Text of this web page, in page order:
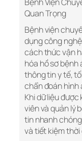
Quan Trọng
Bệnh viện
dụng công
cách thức vận
hóa hồ sơ bệnh
thông tin y tế,
chẩn đoán hình
Khi dữ liệu
viên và quản lý
tin nhanh
và tiết kiệm